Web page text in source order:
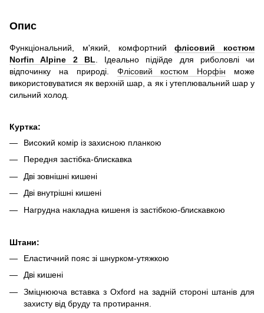
Опис
Функціональний, м'який, комфортнийфлісовий костюм
Norfin Alpine 2 BL . Ідеально підійде для риболовлі чи
відпочинку на природі. Флісовий костюм Норфін може
використовуватися як верхній шар, а як і утеплювальний шар у
сильний холод.
Куртка:
Високий комір із захисною планкою
Передня застібка-блискавка
Дві зовнішні кишені
Дві внутрішні кишені
Нагрудна накладна кишеня із застібкою-блискавкою
Штани:
Еластичний пояс зі шнурком-утяжкою
Дві кишені
Зміцнююча вставка з Oxford на задній стороні штанів для
захисту від бруду та протирання.